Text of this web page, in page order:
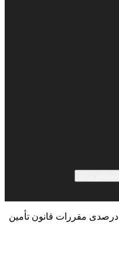
تدوین ۹۰ درصدی مقررات قانون تأمین